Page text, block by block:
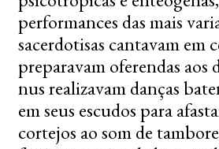
performances das mais
sacerdotisas cantavam em
preparavam oferendas aos
nus realizavam danças
em seus escudos para
cortejos ao som de